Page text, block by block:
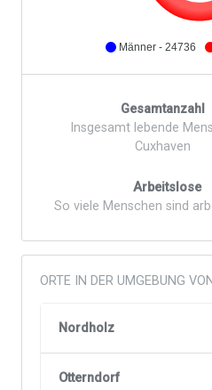
Männer - 24736
Gesamtanzahl
Insgesamt lebende
Cuxhaven
Arbeitslose
So viele Menschen sind
ORTE IN DER UMGEBUNG
Nordholz
Otterndorf